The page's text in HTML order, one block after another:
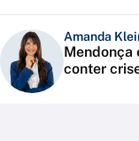
Amanda
Mendonça
conter